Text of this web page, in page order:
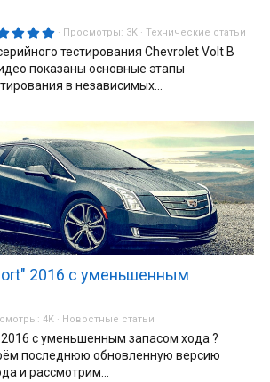
5
0
0
в
д
Просмотры: 3K Технические статьи
тестирования Chevrolet Volt В
показаны основные этапы
в независимых...
2016 с уменьшенным
4K Новостные статьи
2016 с уменьшенным запасом хода ?
последнюю обновленную версию
и рассмотрим...